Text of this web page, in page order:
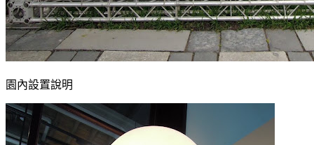
園內設置說明